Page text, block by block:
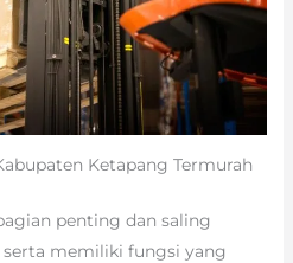
Ketapang Termurah
penting dan saling
memiliki fungsi yang